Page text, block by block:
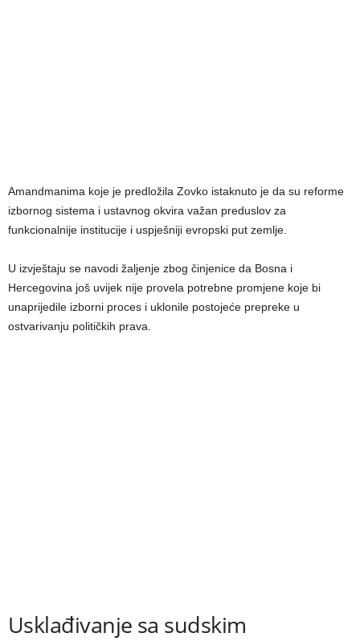
Amandmanima koje je predložila Zovko istaknuto je da su reforme
izbornog sistema i ustavnog okvira važan preduslov za
funkcionalnije institucije i uspješniji evropski put zemlje.
U izvještaju se navodi žaljenje zbog činjenice da Bosna i
Hercegovina još uvijek nije provela potrebne promjene koje bi
unaprijedile izborni proces i uklonile postojeće prepreke u
ostvarivanju političkih prava.
Usklađivanje sa sudskim